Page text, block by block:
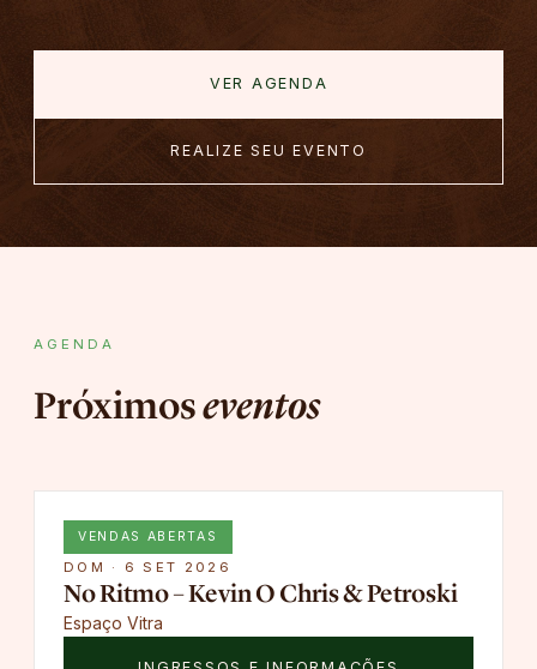
VER AGENDA
REALIZE SEU EVENTO
AGENDA
Próximoseventos
VENDAS ABERTAS
DOM · 6 SET 2026
No Ritmo – Kevin O Chris & Petroski
Espaço Vitra